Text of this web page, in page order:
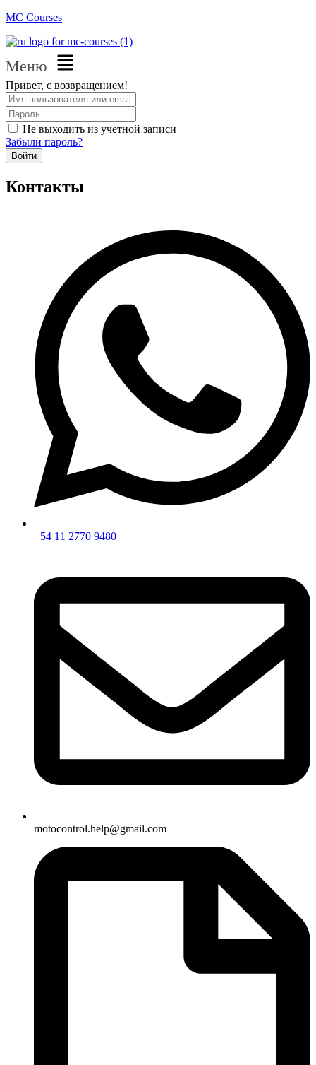
MC Courses
Меню
Привет, с возвращением!
Не выходить из учетной записи
Забыли пароль?
Войти
Контакты
+54 11 2770 9480
motocontrol.help@gmail.com